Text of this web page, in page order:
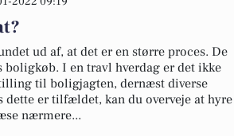
ud af, at det er en større proces. De
boligkøb. I en travl hverdag er det ikke
til boligjagten, dernæst diverse
er tilfældet, kan du overveje at hyre
nærmere...